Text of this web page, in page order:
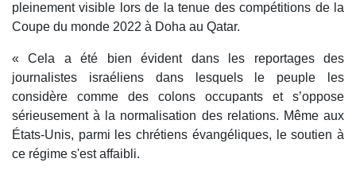
pleinement visible lors de la tenue des compétitions de la
Coupe du monde 2022 à Doha au Qatar.
« Cela a été bien évident dans les reportages des
journalistes israéliens dans lesquels le peuple les
considère comme des colons occupants et s’oppose
sérieusement à la normalisation des relations. Même aux
États-Unis, parmi les chrétiens évangéliques, le soutien à
ce régime s'est affaibli.